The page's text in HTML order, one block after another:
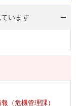
（危機管理課）
います